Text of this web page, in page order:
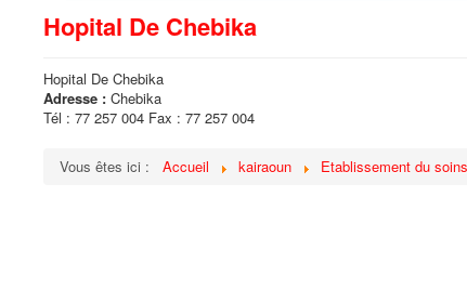
Hopital De Chebika
Hopital De Chebika
Adresse : Chebika
Tél : 77 257 004 Fax : 77 257 004
Vous êtes ici : Accueil kairaoun Etablissement du